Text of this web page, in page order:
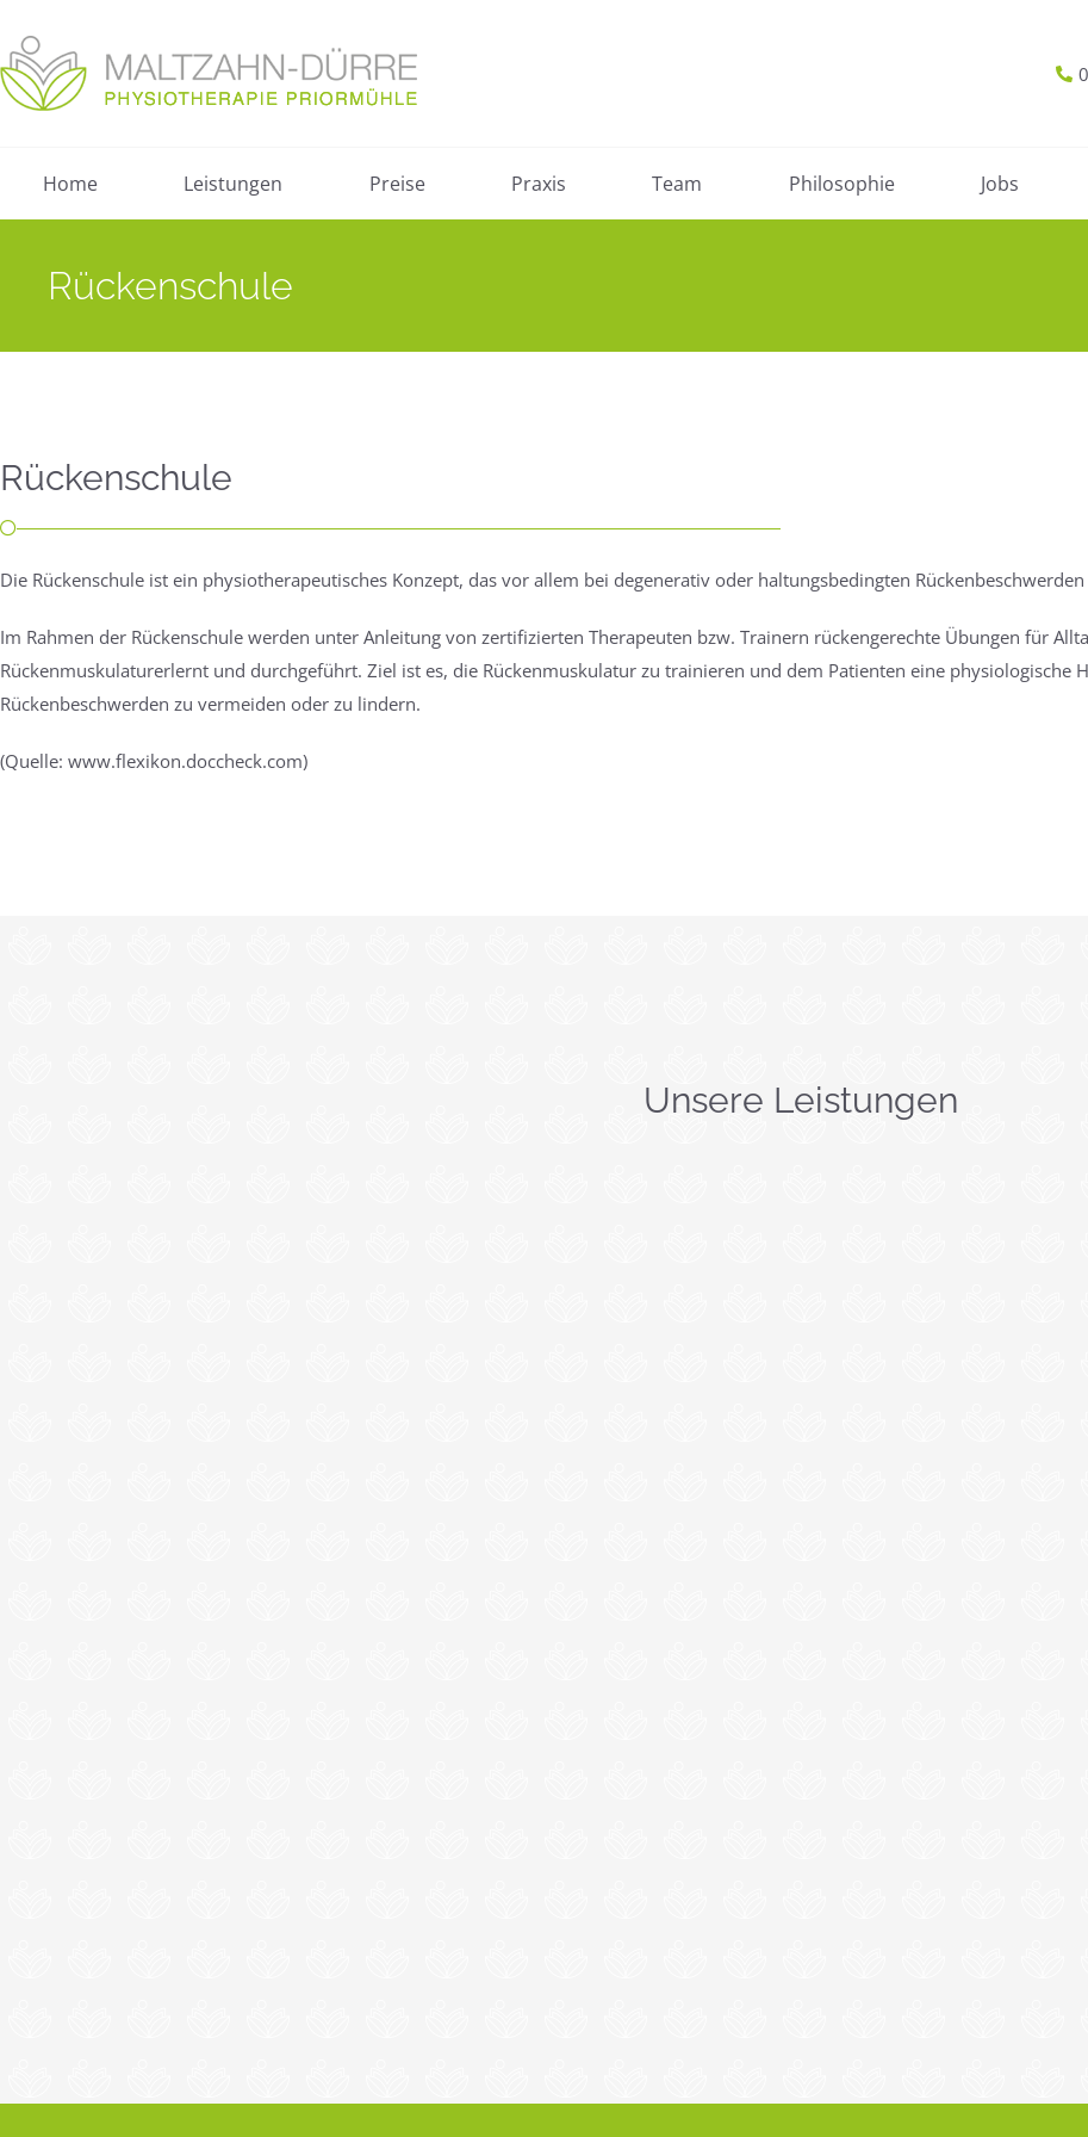
Home Leistungen Preise Praxis Team Philosophie Jobs
Rückenschule
Rückenschule
Die Rückenschule ist ein physiotherapeutisches Konzept, das vor allem bei degenerativ oder haltungsbedingten
Im Rahmen der Rückenschule werden unter Anleitung von zertifizierten Therapeuten bzw. Trainern rückengerechte Übungen für
Rückenmuskulaturerlernt und durchgeführt. Ziel ist es, die Rückenmuskulatur zu trainieren und dem Patienten eine physiologische
Rückenbeschwerden zu vermeiden oder zu lindern.
(Quelle: www.flexikon.doccheck.com)
Unsere Leistungen